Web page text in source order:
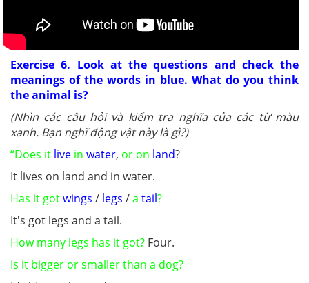
Exercise 6. Look at the questions and check the
meanings of the words in blue. What do you think
the animal is?
(Nhìn các câu hỏi và kiểm tra nghĩa của các từ màu
xanh. Bạn nghĩ động vật này là gì?)
“Does it live in water, or on land?
It lives on land and in water.
Has it gotwings / legs /a tail?
It's got legs and a tail.
How many legs has it got? Four.
Is it bigger or smaller than a dog?